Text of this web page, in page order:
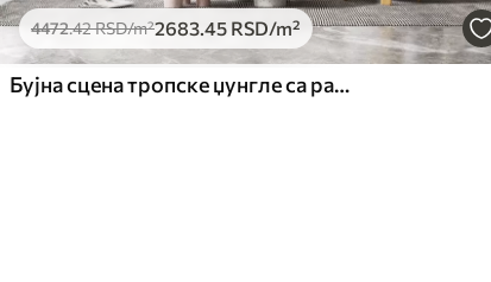
4472.42RSD/m²2683.45 RSD/m²
Бујна сцена тропске џунгле са разним палмама, великим лишћем и шареним цвећем у првом плану